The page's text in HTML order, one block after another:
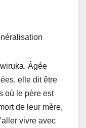
Âgée
elle dit être
où le père est
de leur mère,
vivre avec